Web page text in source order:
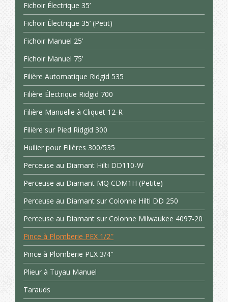
Fichoir Électrique 35’
Fichoir Électrique 35’ (Petit)
Fichoir Manuel 25’
Fichoir Manuel 75’
Filière Automatique Ridgid 535
Filière Électrique Ridgid 700
Filière Manuelle à Cliquet 12-R
Filière sur Pied Ridgid 300
Huilier pour Filières 300/535
Perceuse au Diamant Hilti DD110-W
Perceuse au Diamant MQ CDM1H (Petite)
Perceuse au Diamant sur Colonne Hilti DD 250
Perceuse au Diamant sur Colonne Milwaukee 4097-20
Pince à Plomberie PEX 1/2″
Pince à Plomberie PEX 3/4″
Plieur à Tuyau Manuel
Tarauds